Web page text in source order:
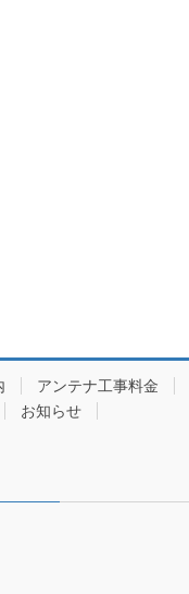
アンテナ工事料金
お知らせ